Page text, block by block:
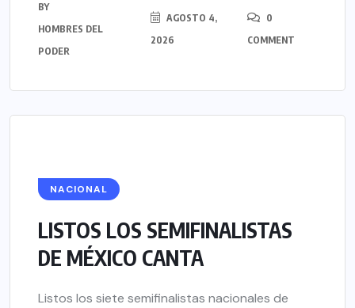
BY
HOMBRES DEL
PODER
AGOSTO 4,
2026
0
COMMENT
NACIONAL
LISTOS LOS SEMIFINALISTAS
DE MÉXICO CANTA
Listos los siete semifinalistas nacionales de